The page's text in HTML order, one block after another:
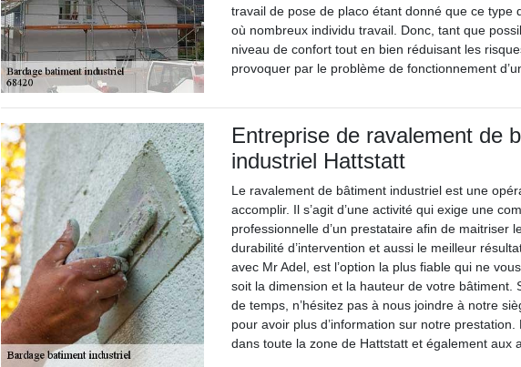
travail de pose de placo étant donné que ce type
où nombreux individu travail. Donc, tant que
niveau de confort tout en bien réduisant les
provoquer par le problème de fonctionnement
Entreprise de ravalement de
industriel Hattstatt
Le ravalement de bâtiment industriel est une
accomplir. Il s’agit d’une activité qui exige une
professionnelle d’un prestataire afin de maitriser
durabilité d’intervention et aussi le meilleur
avec Mr Adel, est l’option la plus fiable qui ne
soit la dimension et la hauteur de votre bâtiment.
de temps, n’hésitez pas à nous joindre à notre
pour avoir plus d’information sur notre
dans toute la zone de Hattstatt et également aux